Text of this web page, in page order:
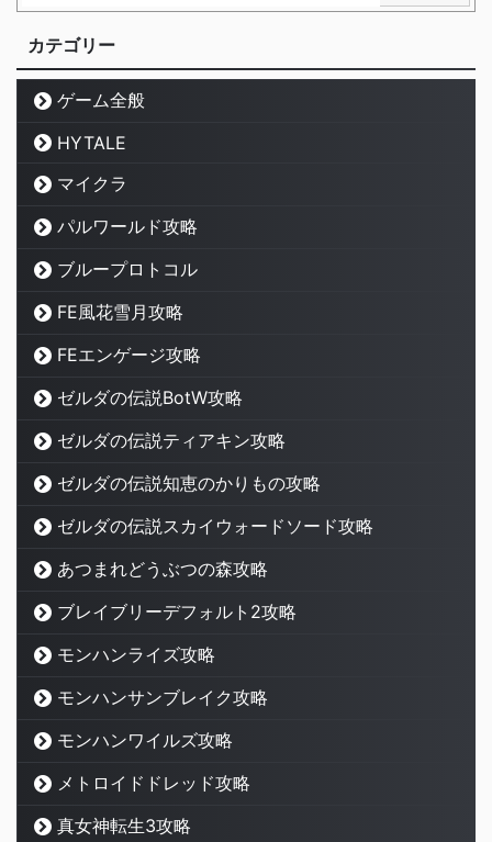
カテゴリー
ゲーム全般
HYTALE
マイクラ
パルワールド攻略
ブループロトコル
FE風花雪月攻略
FEエンゲージ攻略
ゼルダの伝説BotW攻略
ゼルダの伝説ティアキン攻略
ゼルダの伝説知恵のかりもの攻略
ゼルダの伝説スカイウォードソード攻略
あつまれどうぶつの森攻略
ブレイブリーデフォルト2攻略
モンハンライズ攻略
モンハンサンブレイク攻略
モンハンワイルズ攻略
メトロイドドレッド攻略
真女神転生3攻略